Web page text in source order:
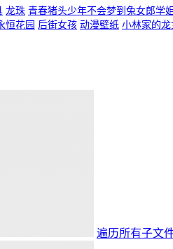
龙珠 青春猪头少年不会梦到兔女郎学姐
恒花园 后街女孩 动漫壁纸 小林家的龙
遍历所有子文